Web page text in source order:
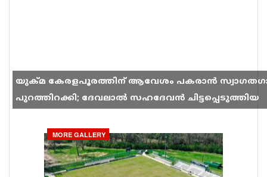
യുക്മ കേരളപൂരത്തിന് ആവേശം പകരാൻ
പുറത്തിറക്കി; ദേവലാൽ സഹദേവൻ ചിട്ടപ്പെടുത്തിയ
MORE GALLERY